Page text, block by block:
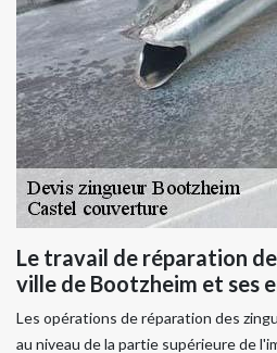
Le travail de réparation
ville de Bootzheim et ses
Les opérations de réparation des
au niveau de la partie supérieure de